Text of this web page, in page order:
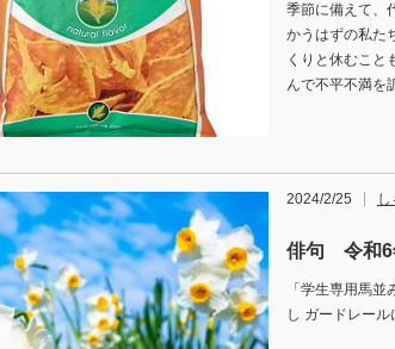
季節に備えて、
かうはずの私た
くりと休むこと
んで不平不満を
2024/2/25
俳句 令和6
「学生専用馬
し ガードレー
晴